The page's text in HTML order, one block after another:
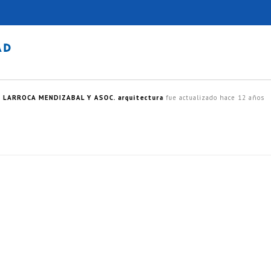
LARROCA MENDIZABAL Y ASOC. arquitectura fue actualizado hace 12 años